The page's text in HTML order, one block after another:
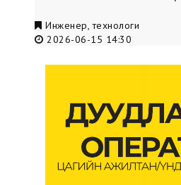
Инженер, технологи
2026-06-15 14:30